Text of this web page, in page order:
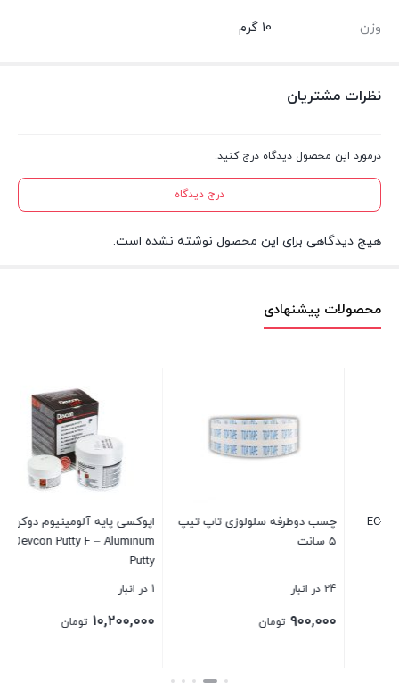
وزن 10 گرم
نظرات مشتریان
درمورد این محصول دیدگاه درج کنید.
درج دیدگاه
هیچ دیدگاهی برای این محصول نوشته نشده است.
محصولات پیشنهادی
چسب دوطرفه سلولوزی تاپ تیپ
۹۰۰,۰۰۰ تومان
اپوکسی پایه آلومینیوم دوکن
Devcon Putty F – Aluminum
۱۰,۲۰۰,۰۰۰ تومان
بستن